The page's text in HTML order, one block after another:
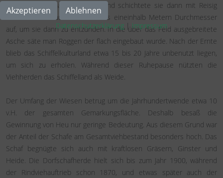
Plaggen die anhaftende Erde und schichtete sie dann mit Reisig
vermischt zu Haufen von ein bis eineinhalb Metern Durchmesser
auf, um sie dann zu entzünden. In die über das Feld ausgebreitete
Asche säte man Roggen der flach eingebaut wurde. Nach der Ernte
blieb das Schiffelkulturland etwa 15 bis 20 Jahre unbenutzt liegen,
um sich zu erholen. Während dieser Ruhepause nützten die
Viehherden das Schiffelland als Weide.
Der Umfang der Wiesen betrug um die Jahrhundertwende etwa 10
v.H. der gesamten Gemarkungsfläche. Deshalb besaß die
Gewinnung von Heu nur geringe Bedeutung. Aus diesem Grund war
der Anteil der Schafe am Gesamtviehbestand besonders hoch. Das
Schaf begnügte sich auch mit kraftlosen Gräsern, Ginster und
Heide. Die Dorfschafherde hielt sich bis zum Jahr 1900, während
der Rindviehauftrieb schon 1870, und etwas später auch der
Akzeptieren Ablehnen
Datenschutzerklärung|Impressum